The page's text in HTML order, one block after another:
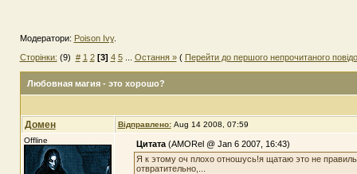
Модератори: Poison Ivy.
Сторінки: (9) # 1 2 [3] 4 5... Остання »( Перейти до першого непрочитаного
Любовная магия - это хорошо?
Домен Відправлено: Aug 14 2008, 07:59
Offline
Цитата (AMORel @ Jan 6 2007, 16:43)
Я к этому оч плохо отношусь!я щатаю это не
отвратительно,...